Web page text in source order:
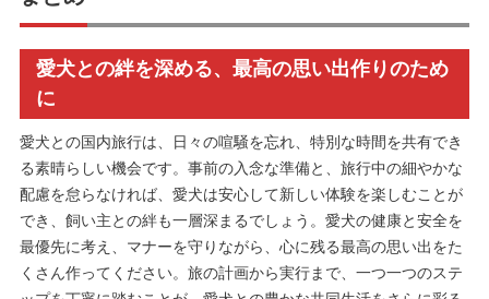
愛犬との絆を深める、最高の思い出作りのため
に
愛犬との国内旅行は、日々の喧騒を忘れ、特別な時間を共有でき
る素晴らしい機会です。事前の入念な準備と、旅行中の細やかな
配慮を怠らなければ、愛犬は安心して新しい体験を楽しむことが
でき、飼い主との絆も一層深まるでしょう。愛犬の健康と安全を
最優先に考え、マナーを守りながら、心に残る最高の思い出をた
くさん作ってください。旅の計画から実行まで、一つ一つのステ